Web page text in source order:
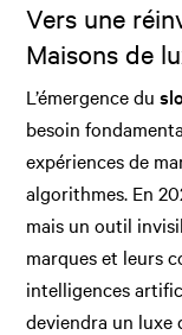
Vers une
Maisons de
L’émergence du
besoin
expériences de
algorithmes. En
mais un outil
marques et leurs
intelligences
deviendra un luxe